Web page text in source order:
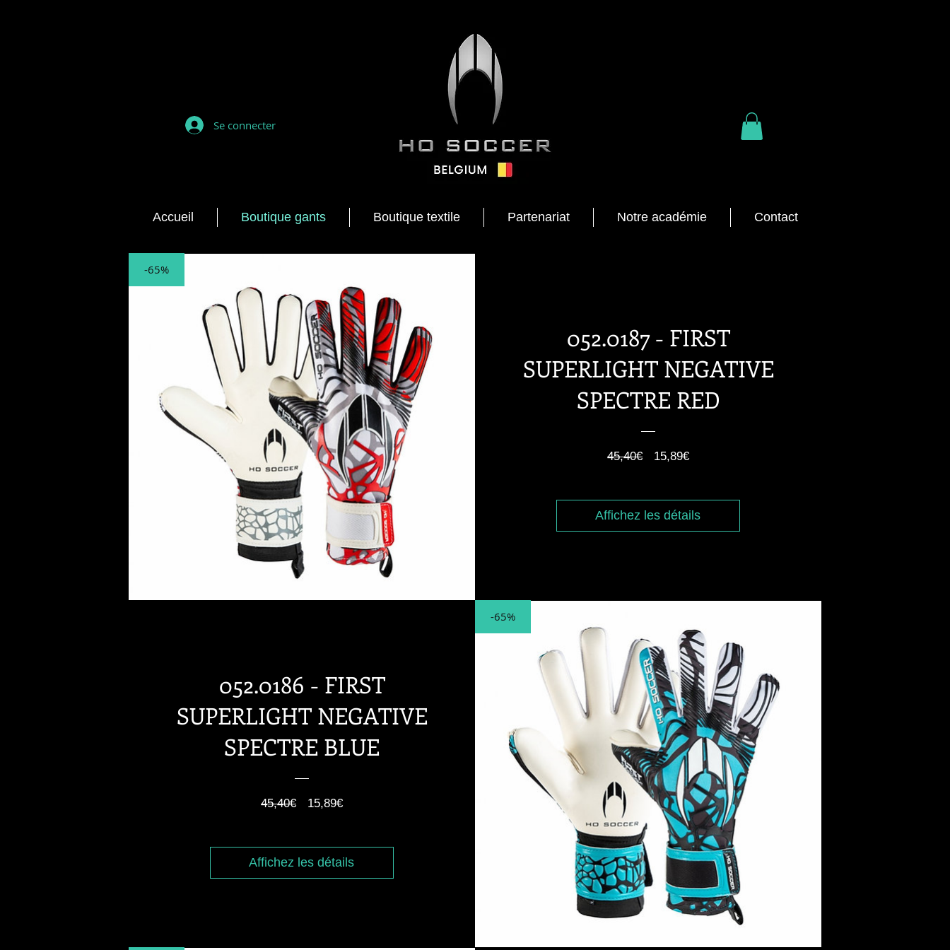
Se connecter
Accueil Boutique gants Boutique textile Partenariat Notre académie Contact
-65%
052.0187 - FIRST
SUPERLIGHT NEGATIVE
SPECTRE RED
45,40€
Prix
15,89€Prix
Affichez les détails
-65%
052.0186 - FIRST
SUPERLIGHT NEGATIVE
SPECTRE BLUE
45,40€
Prix
15,89€Prix
Affichez les détails